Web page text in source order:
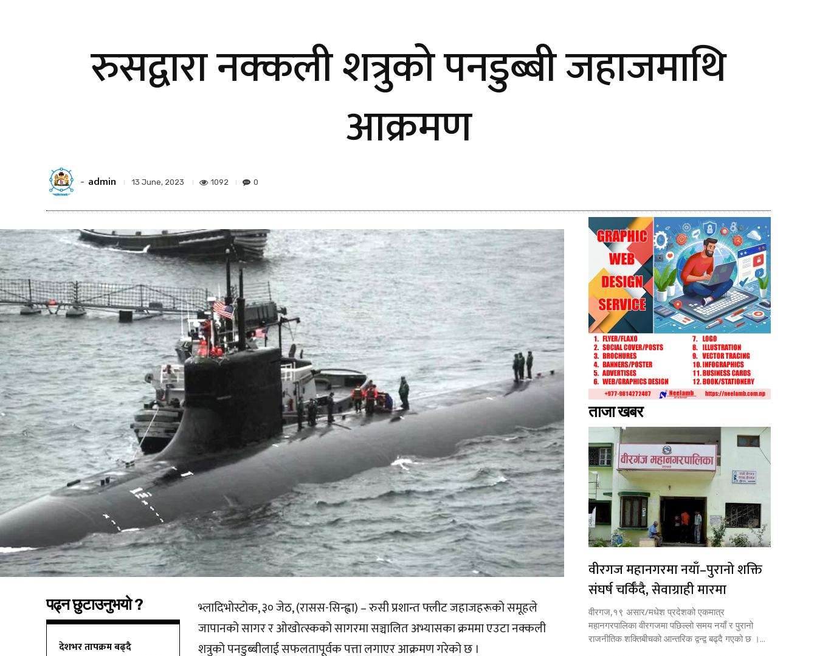
रुसद्वारा नक्कली शत्रुको पनडुब्बी जहाजमाथि
आक्रमण
- admin 13 June, 2023 1092 0
पढ्न छुटाउनुभयो ?
देशभर तापक्रम बढ्दै
भ्लादिभोस्टोक, ३० जेठ, (रासस-सिन्ह्वा) – रुसी प्रशान्त फ्लीट जहाजहरूको समूहले
जापानको सागर र ओखोत्स्कको सागरमा सञ्चालित अभ्यासका क्रममा एउटा नक्कली
शत्रुको पनडुब्बीलाई सफलतापूर्वक पत्ता लगाएर आक्रमण गरेको छ ।
ताजा खबर
वीरगज महानगरमा नयाँ–पुरानो शक्ति
संघर्ष चर्किँदै, सेवाग्राही मारमा
वीरगज,१९ असार/मधेश प्रदेशको एकमात्र
महानगरपालिका वीरगजमा पछिल्लो समय नयाँ र पुरानो
राजनीतिक शक्तिबीचको आन्तरिक द्वन्द्व बढ्दै गएको छ ।...